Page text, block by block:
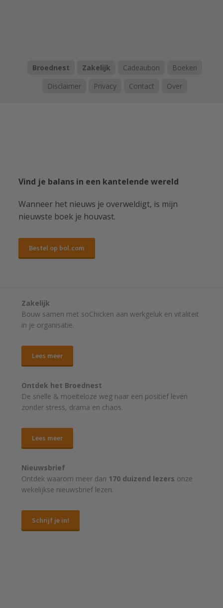
Broednest Zakelijk Cadeaubon
Boeken
Disclaimer
Privacy Contact Over
Vind je balans in een kantelende wereld
Wanneer het nieuws je overweldigt, is mijn
nieuwste boek je houvast.
Bestel op bol.com
Zakelijk
Bouw samen met soChicken aan werkgeluk en vitaliteit
in je organisatie.
Lees meer
Ontdek het Broednest
De snelle & moeiteloze weg naar een positief leven
zonder stress, drama en chaos.
Lees meer
Nieuwsbrief
Ontdek waarom meer dan 170 duizend lezers onze
wekelijkse nieuwsbrief lezen.
Schrijf je in!